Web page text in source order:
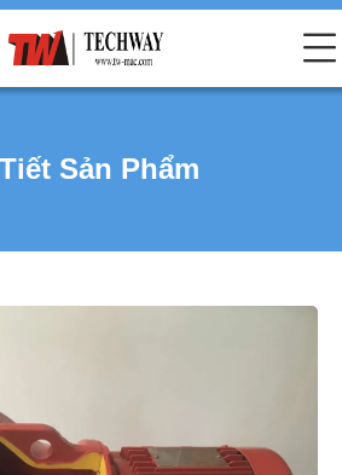
Sản Phẩm